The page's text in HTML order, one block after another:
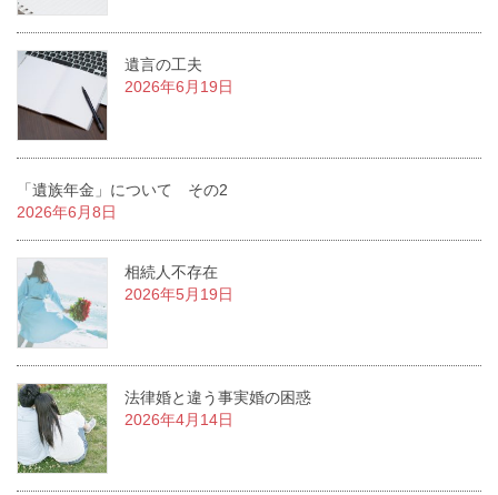
遺言の工夫
2026年6月19日
「遺族年金」について その2
2026年6月8日
相続人不存在
2026年5月19日
法律婚と違う事実婚の困惑
2026年4月14日